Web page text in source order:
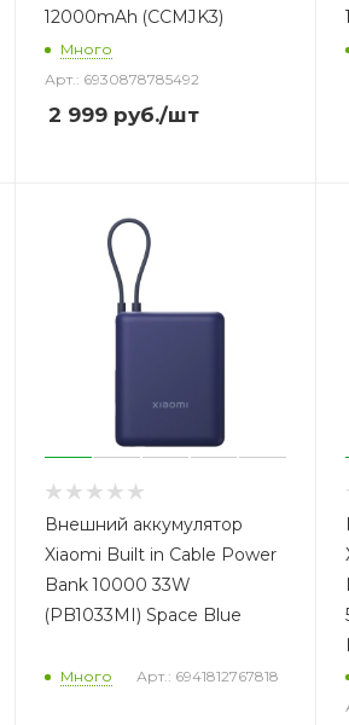
12000mAh (CCMJK3)
Много
Арт.: 6930878785492
2 999 руб./шт
Внешний аккумулятор
Xiaomi Built in Cable Power
Bank 10000 33W
(PB1033MI) Space Blue
Много Арт.: 6941812767818